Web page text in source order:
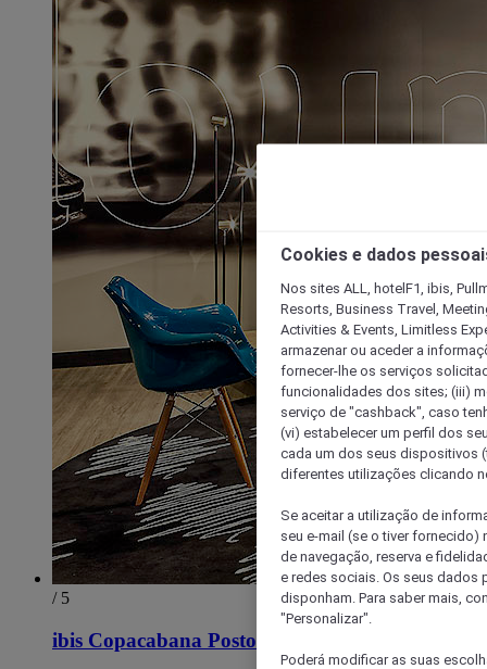
/ 5
ibis Copacabana Posto 5
Cookies e dados
Nos sites ALL, hotelF1, ibis,
Resorts, Business Travel,
Activities & Events, Limitless
armazenar ou aceder a
fornecer-lhe os serviços
funcionalidades dos sites; (iii)
serviço de "cashback", caso
(vi) estabelecer um perfil dos
cada um dos seus dispositivos
diferentes utilizações clicando
Se aceitar a utilização de
seu e-mail (se o tiver
de navegação, reserva e
e redes sociais. Os seus dados
disponham. Para saber mais,
"Personalizar".
Poderá modificar as suas